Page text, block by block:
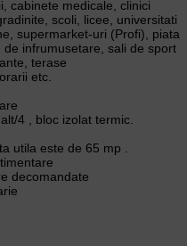
cabinete medicale, clinici
scoli, licee, universitati
supermarket-uri (Profi), piata
de infrumusetare, sali de sport
terase
etc.
4 , bloc izolat termic.
utila este de 65 mp .
decomandate